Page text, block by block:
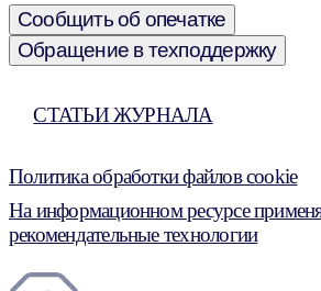
Сообщить об опечатке
Обращение в техподдержку
СТАТЬИ ЖУРНАЛА
Политика обработки файлов cookie
На информационном ресурсе
рекомендательные технологии